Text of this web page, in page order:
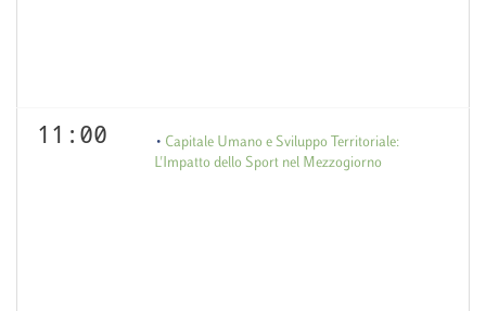
11:00
Capitale Umano e Sviluppo Territoriale:
L'Impatto dello Sport nel Mezzogiorno